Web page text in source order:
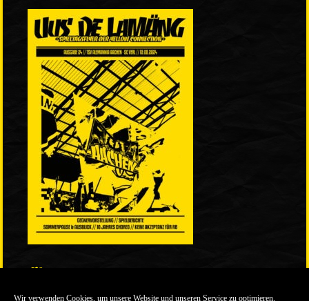
Wir verwenden Cookies, um unsere Website und unseren Service zu optimieren.